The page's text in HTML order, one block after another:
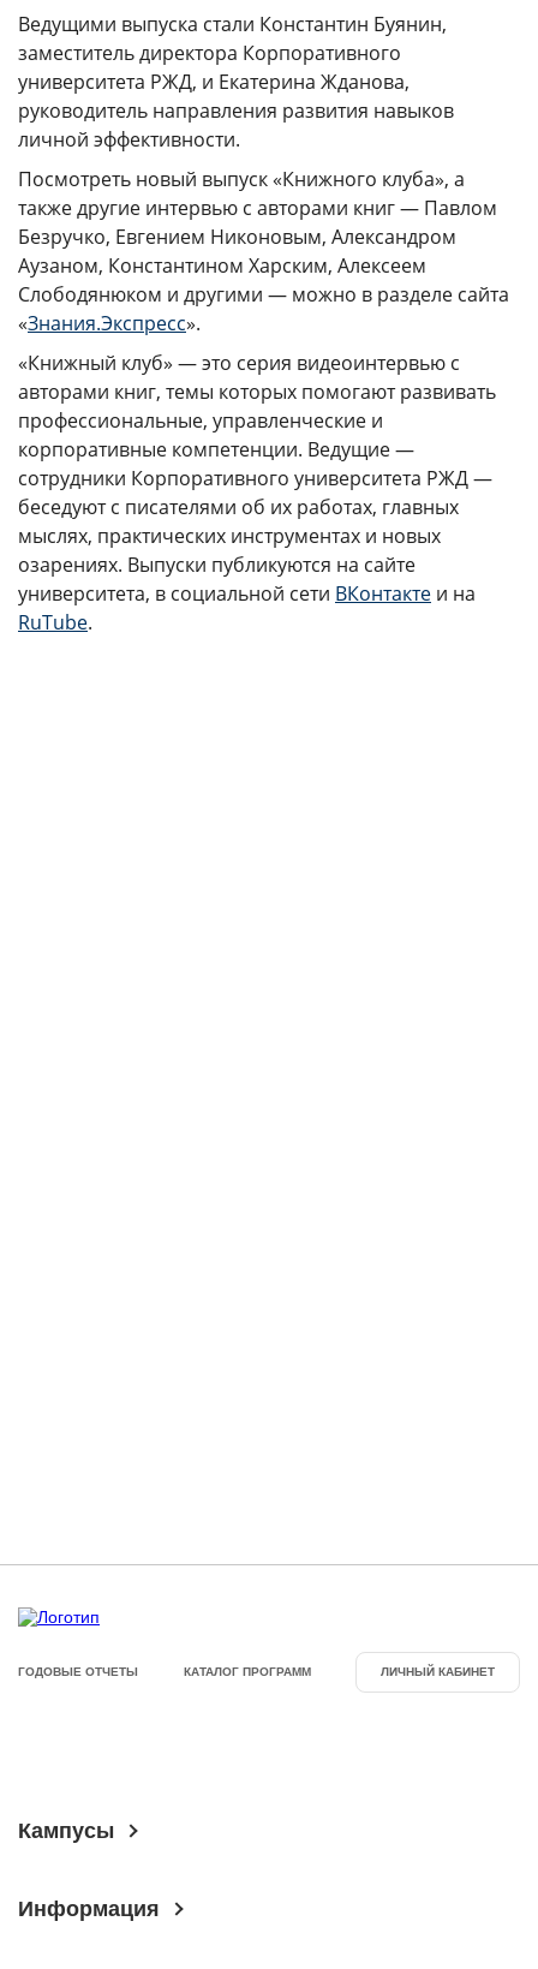
Ведущими выпуска стали Константин Буянин,
заместитель директора Корпоративного
университета РЖД, и Екатерина Жданова,
руководитель направления развития навыков
личной эффективности.
Посмотреть новый выпуск «Книжного клуба», а
также другие интервью с авторами книг — Павлом
Безручко, Евгением Никоновым, Александром
Аузаном, Константином Харским, Алексеем
Слободянюком и другими — можно в разделе сайта
«Знания.Экспресс».
«Книжный клуб» — это серия видеоинтервью с
авторами книг, темы которых помогают развивать
профессиональные, управленческие и
корпоративные компетенции. Ведущие —
сотрудники Корпоративного университета РЖД —
беседуют с писателями об их работах, главных
мыслях, практических инструментах и новых
озарениях. Выпуски публикуются на сайте
университета, в социальной сети ВКонтакте и на
RuTube.
ГОДОВЫЕ ОТЧЕТЫ КАТАЛОГ ПРОГРАММ ЛИЧНЫЙ КАБИНЕТ
Кампусы
Информация